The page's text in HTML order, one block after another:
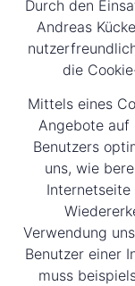
Durch den
Andreas
die
Mittels eines
Angebote auf
Benutzers
uns, wie
Internetseite
Verwendung
Benutzer einer
muss